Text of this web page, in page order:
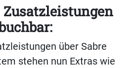
über Sabre
stehen nun Extras wie